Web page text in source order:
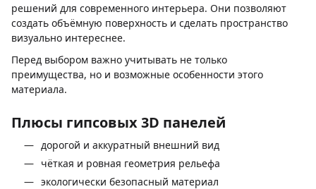
решений для современного интерьера. Они позволяют
создать объёмную поверхность и сделать пространство
визуально интереснее.
Перед выбором важно учитывать не только
преимущества, но и возможные особенности этого
материала.
Плюсы гипсовых 3D панелей
дорогой и аккуратный внешний вид
чёткая и ровная геометрия рельефа
экологически безопасный материал